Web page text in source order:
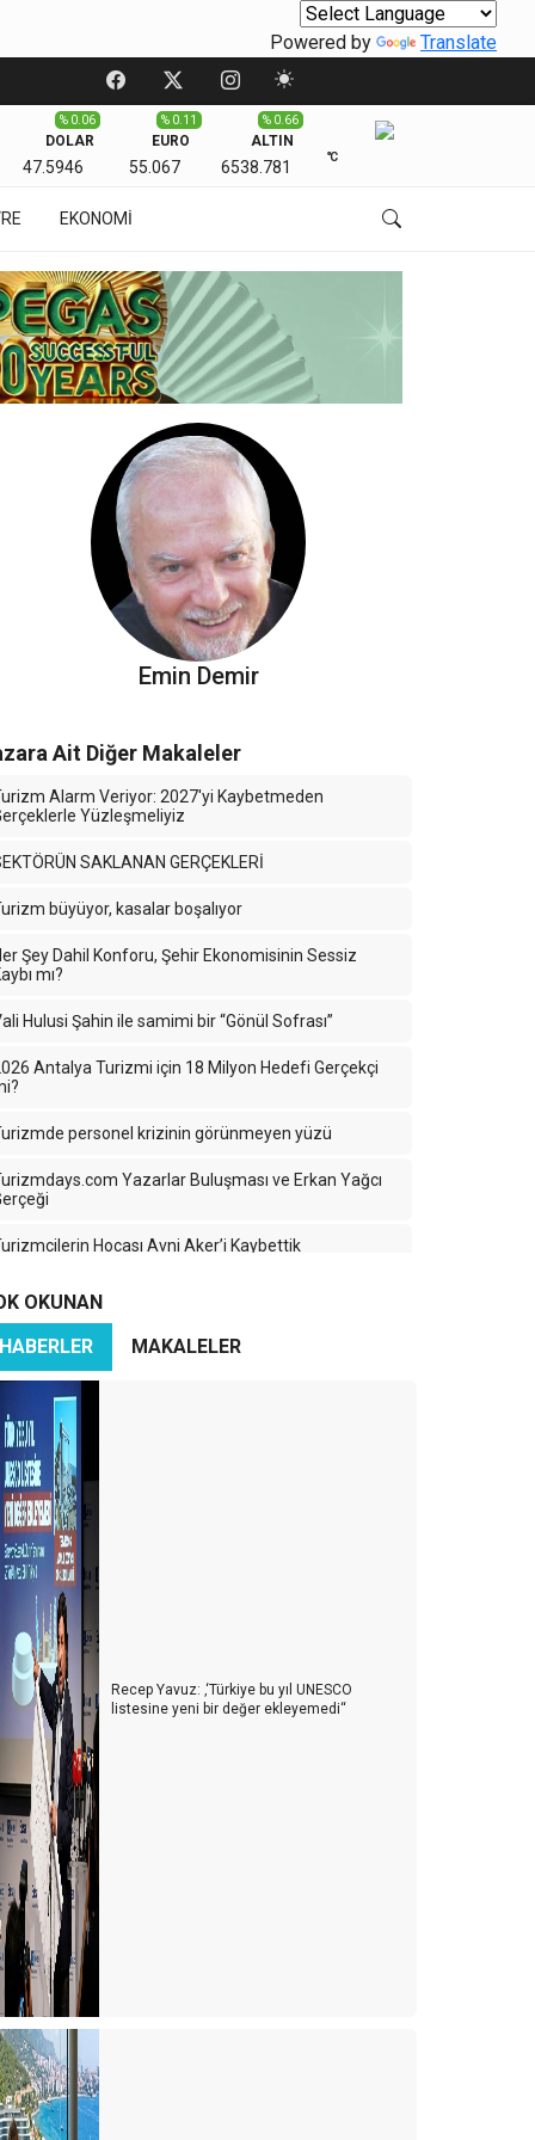
Powered by Translate
DOLAR
47.5946
% 0.06
EURO
55.067
% 0.11
ALTIN
6538.781
% 0.66
℃
EKONOMİ
Emin Demir
Ait Diğer Makaleler
Alarm Veriyor: 2027'yi Kaybetmeden
Yüzleşmeliyiz
SAKLANAN GERÇEKLERİ
büyüyor, kasalar boşalıyor
Şey Dahil Konforu, Şehir Ekonomisinin Sessiz
mı?
Hulusi Şahin ile samimi bir “Gönül Sofrası”
Antalya Turizmi için 18 Milyon Hedefi Gerçekçi
personel krizinin görünmeyen yüzü
Yazarlar Buluşması ve Erkan Yağcı
Hocası Avni Aker’i Kaybettik
Yanlış Yoldayız: Nicelik Kazanırken Nitelik
Türkiye Turizminde 2025: Ayağımıza Kurşun Sıkıyoruz
Karadeniz’in Sessiz Güzelliği: Turizmin Yükselen Yıldızı
Ama Hangi Bedelle?
İran-İsrail Savaşı Turizmi Vurdu: Türk Turizmi
mi?
Azerbaycan Turizme Göz Kırpıyor
Türkiye’nin En Büyük Rakibi: Yine Türkiye
Turizmcinin Bitmeyen Çilesi: Bir Kriz Biter, Yenisi
Sektörü Nereye Gidiyor?
Turizmci İkilem içinde
Yılı Turizm Değerlendirmesi ve 2025 Beklentileri
Turizm Fuarı: Türk Turizminin Yükselen Değeri
Dostane Buluşmaların Gücü:
7. Yazarlar Buluşması
Altın Yumurtlayan Tavuğunu Koruma
Turizmdeki Sıkıntılar ve Çözüm Önerileri
Hava Trafiği ve Yol Sorunları: Acil Çözüm
Kriz
Türkiye'nin Yükselen Değeri: Fiyatlar Artarken
OKUNAN
HABERLER
MAKALELER
Recep Yavuz: ‚‘Türkiye bu yıl UNESCO
listesine yeni bir değer ekleyemedi‘‘